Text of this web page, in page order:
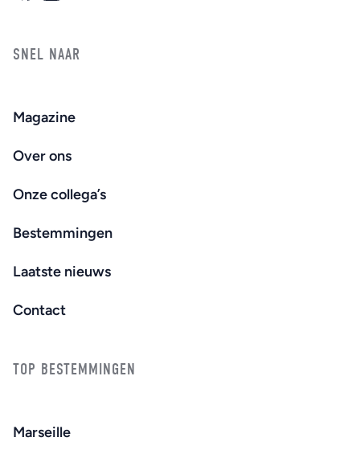
SNEL NAAR
Magazine
Over ons
Onze collega’s
Bestemmingen
Laatste nieuws
Contact
TOP BESTEMMINGEN
Marseille